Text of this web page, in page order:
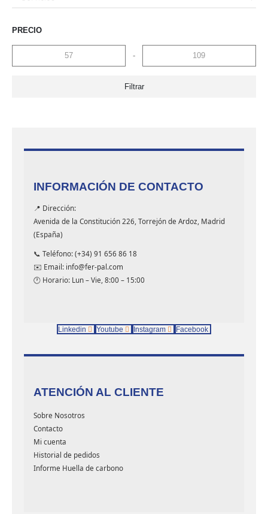
PRECIO
-
Filtrar
INFORMACIÓN DE CONTACTO
📍 Dirección:
Avenida de la Constitución 226, Torrejón de Ardoz, Madrid
(España)
📞 Teléfono: (+34) 91 656 86 18
✉️ Email: info@fer-pal.com
🕐 Horario: Lun – Vie, 8:00 – 15:00
Linkedin Youtube Instagram Facebook
ATENCIÓN AL CLIENTE
Sobre Nosotros
Contacto
Mi cuenta
Historial de pedidos
Informe Huella de carbono